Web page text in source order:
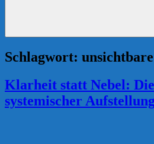
Schlagwort:
Klarheit statt Nebel:
systemischer